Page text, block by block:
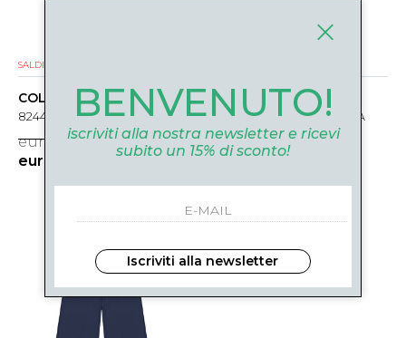
SALDI
COLMAR
8244R-1AZ06 BEIGE
eur 85.00 -31%
eur 59.00
COLMAR
8244R-1AZ432 BLU CHINA
eur 85.00
BENVENUTO!
iscriviti alla nostra newsletter e ricevi
subito un 15% di sconto!
Iscriviti alla newsletter